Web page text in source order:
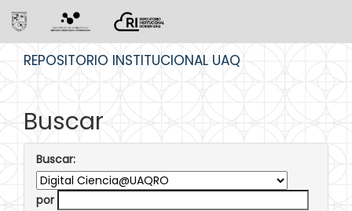
REPOSITORIO INSTITUCIONAL UAQ
Buscar
Buscar:
por